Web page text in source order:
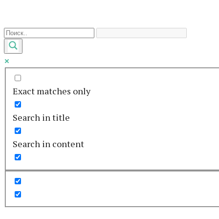
контенту
Exact matches only
Search in title
Search in content